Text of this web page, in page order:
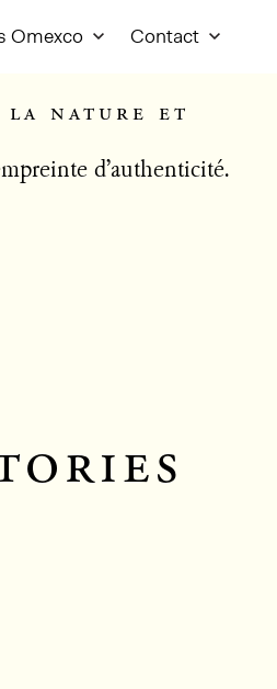
Omexco Contact
la nature et
d’authenticité.